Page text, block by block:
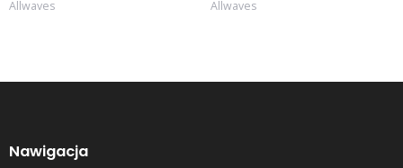
Allwaves Allwaves
Nawigacja